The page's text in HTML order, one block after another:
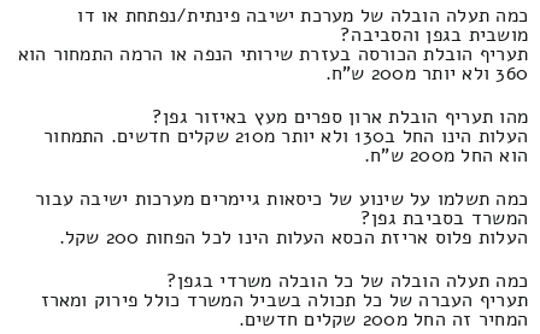
כמה תעלה הובלה של מערכת ישיבה פינתית/נפתחת או דו
מושבית בגפן והסביבה?
תעריף הובלת הכורסה בעזרת שירותי הנפה או הרמה התמחור הוא
360 ולא יותר מ200 ש"ח.
מהו תעריף הובלת ארון ספרים מעץ באיזור גפן?
העלות הינו החל ב130 ולא יותר מ210 שקלים חדשים. התמחור
הוא החל מ200 ש"ח.
כמה תשלמו על שינוע של כיסאות גיימרים מערכות ישיבה עבור
המשרד בסביבת גפן?
העלות פלוס אריזת הכסא העלות הינו לכל הפחות 200 שקל.
כמה תעלה הובלה של כל הובלה משרדי בגפן?
תעריף העברה של כל תכולה בשביל המשרד כולל פירוק ומארז
המחיר זה החל מ200 שקלים חדשים.